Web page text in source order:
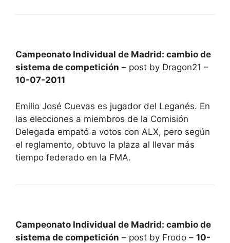
Campeonato Individual de Madrid: cambio de
sistema de competición – post by Dragon21 –
10-07-2011
Emilio José Cuevas es jugador del Leganés. En
las elecciones a miembros de la Comisión
Delegada empató a votos con ALX, pero según
el reglamento, obtuvo la plaza al llevar más
tiempo federado en la FMA.
Campeonato Individual de Madrid: cambio de
sistema de competición – post by Frodo – 10-